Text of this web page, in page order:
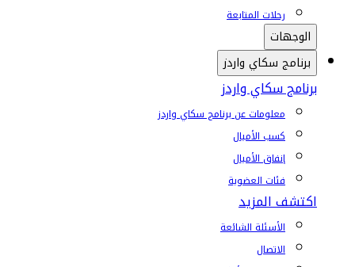
رحلات المتابعة
الوجهات
برنامج سكاي واردز
برنامج سكاي واردز
معلومات عن برنامج سكاي واردز
كسب الأميال
إنفاق الأميال
فئات العضوية
اكتشف المزيد
الأسئلة الشائعة
الاتصال